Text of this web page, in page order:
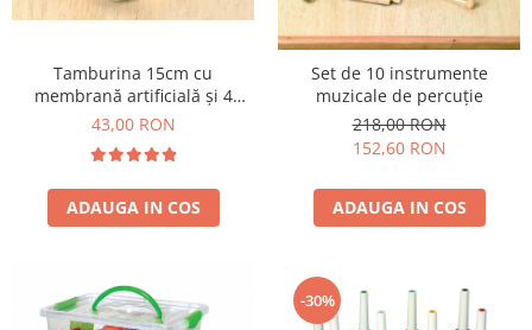
Biciclete si Triciclete
Biciclete
Biciclete VIKING
Biciclete Viking Challange
Biciclete Viking Explorer
Camere Senzoriale
Tamburina 15cm cu
membrană artificială și 4
perechi de zurgălăi
43,00 RON
ADAUGA IN COS
Set de 10 instrumente
muzicale de percuție
218,00 RON
152,60 RON
ADAUGA IN COS
-30%